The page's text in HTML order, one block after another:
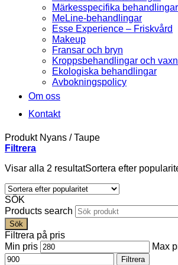
Märkesspecifika behandlingar
MeLine-behandlingar
Esse Experience – Friskvård
Makeup
Fransar och bryn
Kroppsbehandlingar och
Ekologiska behandlingar
Avbokningspolicy
Om oss
Kontakt
Produkt Nyans /Taupe
Filtrera
Visar alla 2 resultatSortera efter
SÖK
Products search
Sök
Filtrera på pris
Min pris
Max
Filtrera